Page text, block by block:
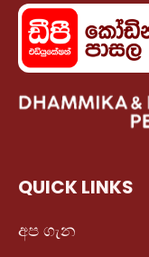
QUICK LINKS
අප ගැන